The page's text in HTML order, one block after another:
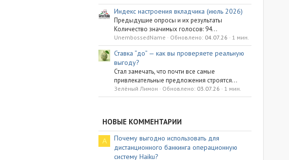
Индекс настроения вкладчика (июль 2026)
Предыдущие опросы и их результаты
Количество значимых голосов: 94...
UnembossedName Обновлено: 04.07.26 1 мин.
Ставка “до” — как вы проверяете реальную
выгоду?
Стал замечать, что почти все самые
привлекательные предложения строятся...
Зелёный Лимон Обновлено: 03.07.26 1 мин.
НОВЫЕ КОММЕНТАРИИ
A
Почему выгодно использовать для
дистанционного банкинга операционную
систему Haiku?